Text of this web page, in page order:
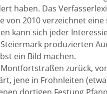
haben. Das
von 2010 verzeichnet
kann sich jeder
produzierten
ein Bild machen.
zurück,
jene in Frohnleiten
dortigen Festung